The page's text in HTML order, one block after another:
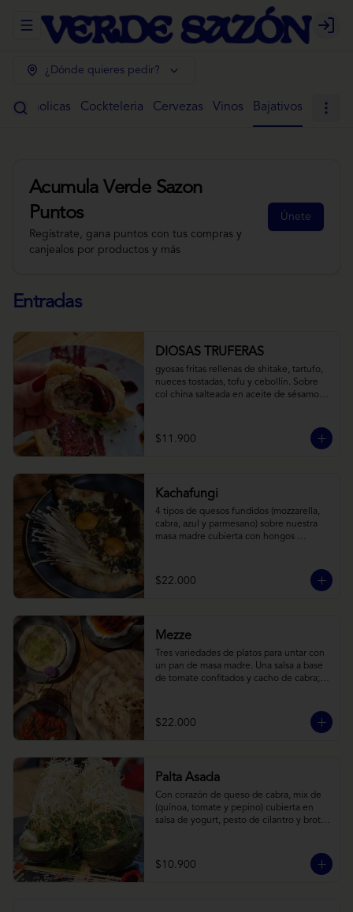
Abrir menu de navegación Login
¿Dónde quieres pedir?
Alcoholicas Cockteleria Cervezas Vinos Bajativos
Acumula Verde Sazon
Puntos
Regístrate, gana puntos con tus compras y
canjealos por productos y más
Únete
Entradas
DIOSAS TRUFERAS
gyosas fritas rellenas de shitake, tartufo,
nueces tostadas, tofu y cebollín. Sobre
col china salteada en aceite de sésamo,
$11.900
Kachafungi
4 tipos de quesos fundidos (mozzarella,
cabra, azul y parmesano) sobre nuestra
masa madre cubierta con hongos
frescas y pequeños toques de
chimichurri.
$22.000
Mezze
Tres variedades de platos para untar con
un pan de masa madre. Una salsa a base
de tomate confitados y cacho de cabra;
cebollas horneadas largamente, con
toques de aceite asiático sobre cama de
$22.000
Palta Asada
Con corazón de queso de cabra, mix de
(quínoa, tomate y pepino) cubierta en
salsa de yogurt, pesto de cilantro y brotes
$10.900